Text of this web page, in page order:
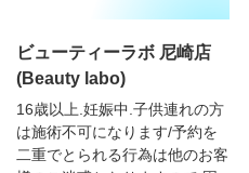
ビューティーラボ 尼崎店
(Beauty labo)
16歳以上.妊娠中.子供連れの方
は施術不可になります/予約を
二重でとられる行為は他のお客